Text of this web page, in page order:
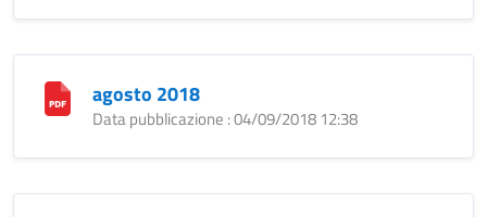
agosto 2018
Data pubblicazione : 04/09/2018 12:38